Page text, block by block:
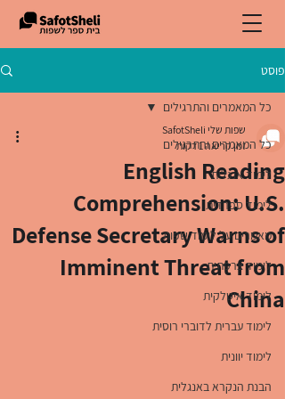
פוסט
כל המאמרים והתרגילים
לימוד אנגלית
לימוד ספרדית
מאמרים על לימוד שפות
לימוד צרפתית
לימוד איטלקית
לימוד עברית לדוברי רוסית
לימוד יוונית
הבנת הנקרא באנגלית
כל המאמרים והתרגילים
English Reading
Comprehension: U.S.
Defense Secretary Warns of
Imminent Threat from
China
שפות שלי SafotSheli
זמן קריאה 1 דקות